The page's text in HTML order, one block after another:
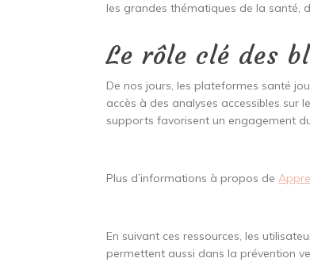
les grandes thématiques de la santé,
Le rôle clé des
De nos jours, les plateformes santé
accès à des analyses accessibles sur
supports favorisent un engagement
Plus d’informations à propos de
En suivant ces ressources, les
permettent aussi dans la prévention